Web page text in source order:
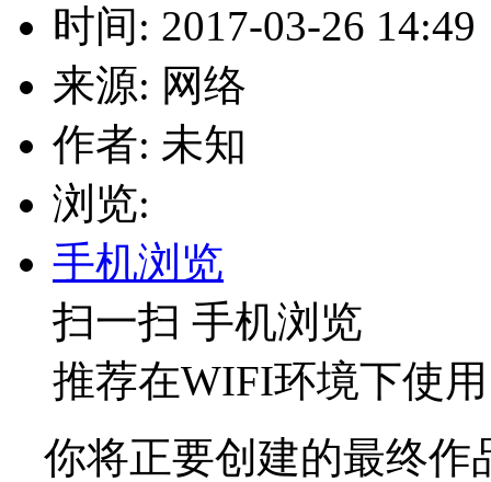
时间: 2017-03-26 14:49
来源: 网络
作者: 未知
浏览:
手机浏览
扫一扫 手机浏览
推荐在WIFI环境下使用
你将正要创建的最终作